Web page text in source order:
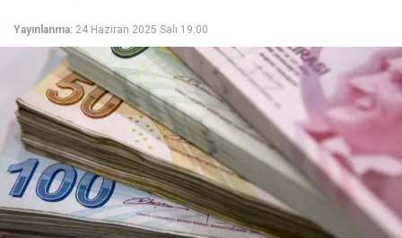
Yayınlanma: 24 Haziran 2025 Salı 19:00